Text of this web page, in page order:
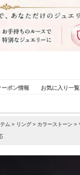
ーポン情報 お気に入り一覧
ム > リング> カラーストーン >